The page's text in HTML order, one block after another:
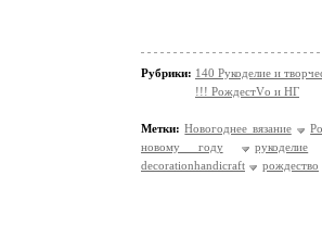
Рубрики: 140 Рукоделие и
!!! РождестVо и НГ
Метки: Новогоднее вязание
новому году
рукоделие
decorationhandicraft
рождество